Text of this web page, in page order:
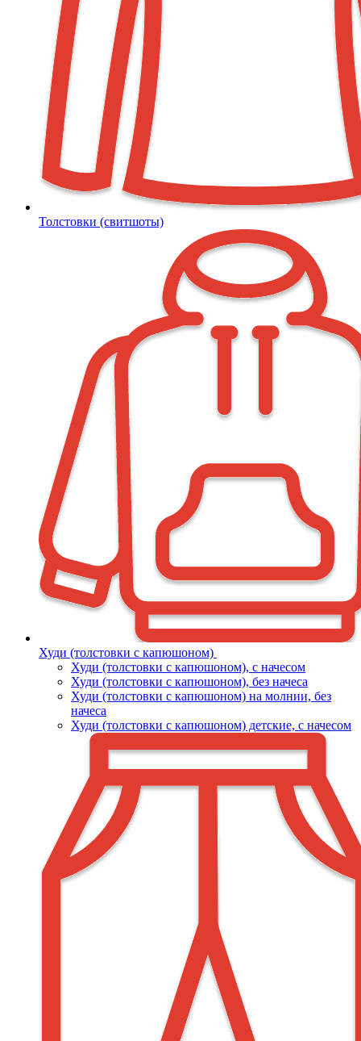
Толстовки (свитшоты)
Худи (толстовки с капюшоном)
Худи (толстовки c капюшоном), с начесом
Худи (толстовки c капюшоном), без начеса
Худи (толстовки с капюшоном) на молнии, без
начеса
Худи (толстовки c капюшоном) детские, с начесом